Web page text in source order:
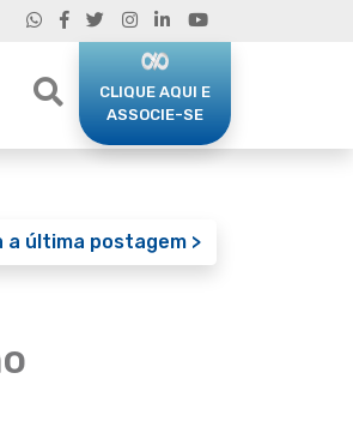
CLIQUE AQUI E
ASSOCIE-SE
a última postagem >